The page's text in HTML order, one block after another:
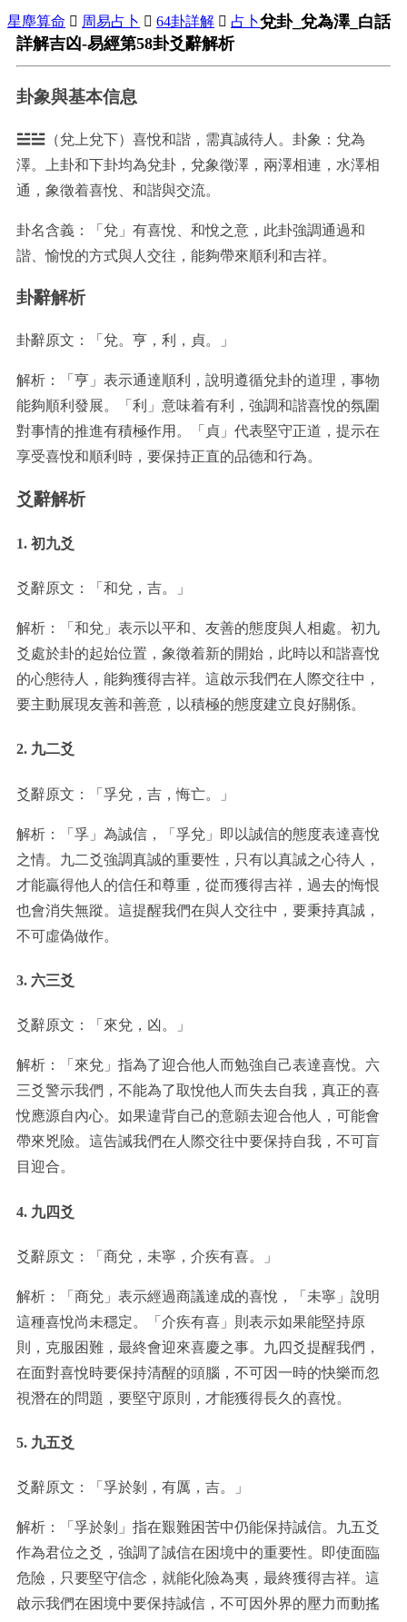
星塵算命  周易占卜  64卦詳解  占卜兌卦_兌為澤_白話
詳解吉凶-易經第58卦爻辭解析
卦象與基本信息
☱☱（兌上兌下）喜悅和諧，需真誠待人。卦象：兌為
澤。上卦和下卦均為兌卦，兌象徵澤，兩澤相連，水澤相
通，象徵着喜悅、和諧與交流。
卦名含義：「兌」有喜悅、和悅之意，此卦強調通過和
諧、愉悅的方式與人交往，能夠帶來順利和吉祥。
卦辭解析
卦辭原文：「兌。亨，利，貞。」
解析：「亨」表示通達順利，說明遵循兌卦的道理，事物
能夠順利發展。「利」意味着有利，強調和諧喜悅的氛圍
對事情的推進有積極作用。「貞」代表堅守正道，提示在
享受喜悅和順利時，要保持正直的品德和行為。
爻辭解析
1. 初九爻
爻辭原文：「和兌，吉。」
解析：「和兌」表示以平和、友善的態度與人相處。初九
爻處於卦的起始位置，象徵着新的開始，此時以和諧喜悅
的心態待人，能夠獲得吉祥。這啟示我們在人際交往中，
要主動展現友善和善意，以積極的態度建立良好關係。
2. 九二爻
爻辭原文：「孚兌，吉，悔亡。」
解析：「孚」為誠信，「孚兌」即以誠信的態度表達喜悅
之情。九二爻強調真誠的重要性，只有以真誠之心待人，
才能贏得他人的信任和尊重，從而獲得吉祥，過去的悔恨
也會消失無蹤。這提醒我們在與人交往中，要秉持真誠，
不可虛偽做作。
3. 六三爻
爻辭原文：「來兌，凶。」
解析：「來兌」指為了迎合他人而勉強自己表達喜悅。六
三爻警示我們，不能為了取悅他人而失去自我，真正的喜
悅應源自內心。如果違背自己的意願去迎合他人，可能會
帶來兇險。這告誡我們在人際交往中要保持自我，不可盲
目迎合。
4. 九四爻
爻辭原文：「商兌，未寧，介疾有喜。」
解析：「商兌」表示經過商議達成的喜悅，「未寧」說明
這種喜悅尚未穩定。「介疾有喜」則表示如果能堅持原
則，克服困難，最終會迎來喜慶之事。九四爻提醒我們，
在面對喜悅時要保持清醒的頭腦，不可因一時的快樂而忽
視潛在的問題，要堅守原則，才能獲得長久的喜悅。
5. 九五爻
爻辭原文：「孚於剝，有厲，吉。」
解析：「孚於剝」指在艱難困苦中仍能保持誠信。九五爻
作為君位之爻，強調了誠信在困境中的重要性。即使面臨
危險，只要堅守信念，就能化險為夷，最終獲得吉祥。這
啟示我們在困境中要保持誠信，不可因外界的壓力而動搖